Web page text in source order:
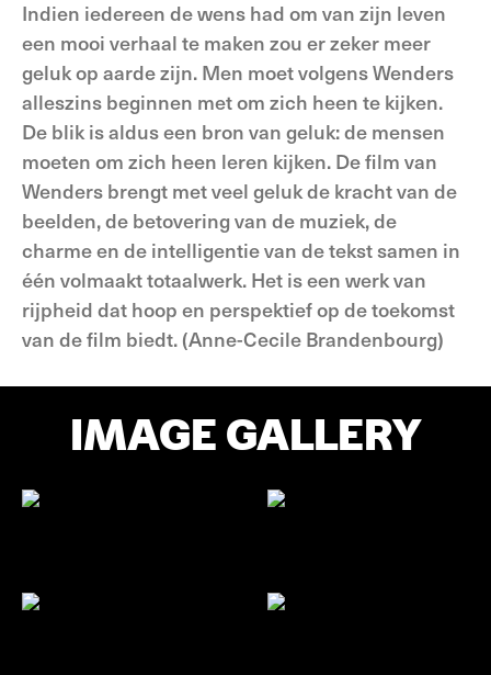
Indien iedereen de wens had om van zijn leven
een mooi verhaal te maken zou er zeker meer
geluk op aarde zijn. Men moet volgens Wenders
alleszins beginnen met om zich heen te kijken.
De blik is aldus een bron van geluk: de mensen
moeten om zich heen leren kijken. De film van
Wenders brengt met veel geluk de kracht van de
beelden, de betovering van de muziek, de
charme en de intelligentie van de tekst samen in
één volmaakt totaalwerk. Het is een werk van
rijpheid dat hoop en perspektief op de toekomst
van de film biedt. (Anne-Cecile Brandenbourg)
IMAGE GALLERY